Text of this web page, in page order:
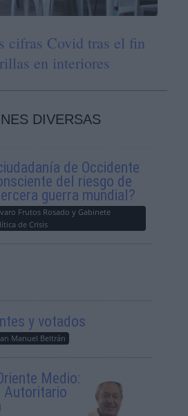
cifras Covid tras el fin
en interiores
DIVERSAS
de Occidente
del riesgo de
guerra mundial?
Frutos Rosado y Gabinete
de Crisis
y votados
Manuel Beltrán
Medio:
Autoritario